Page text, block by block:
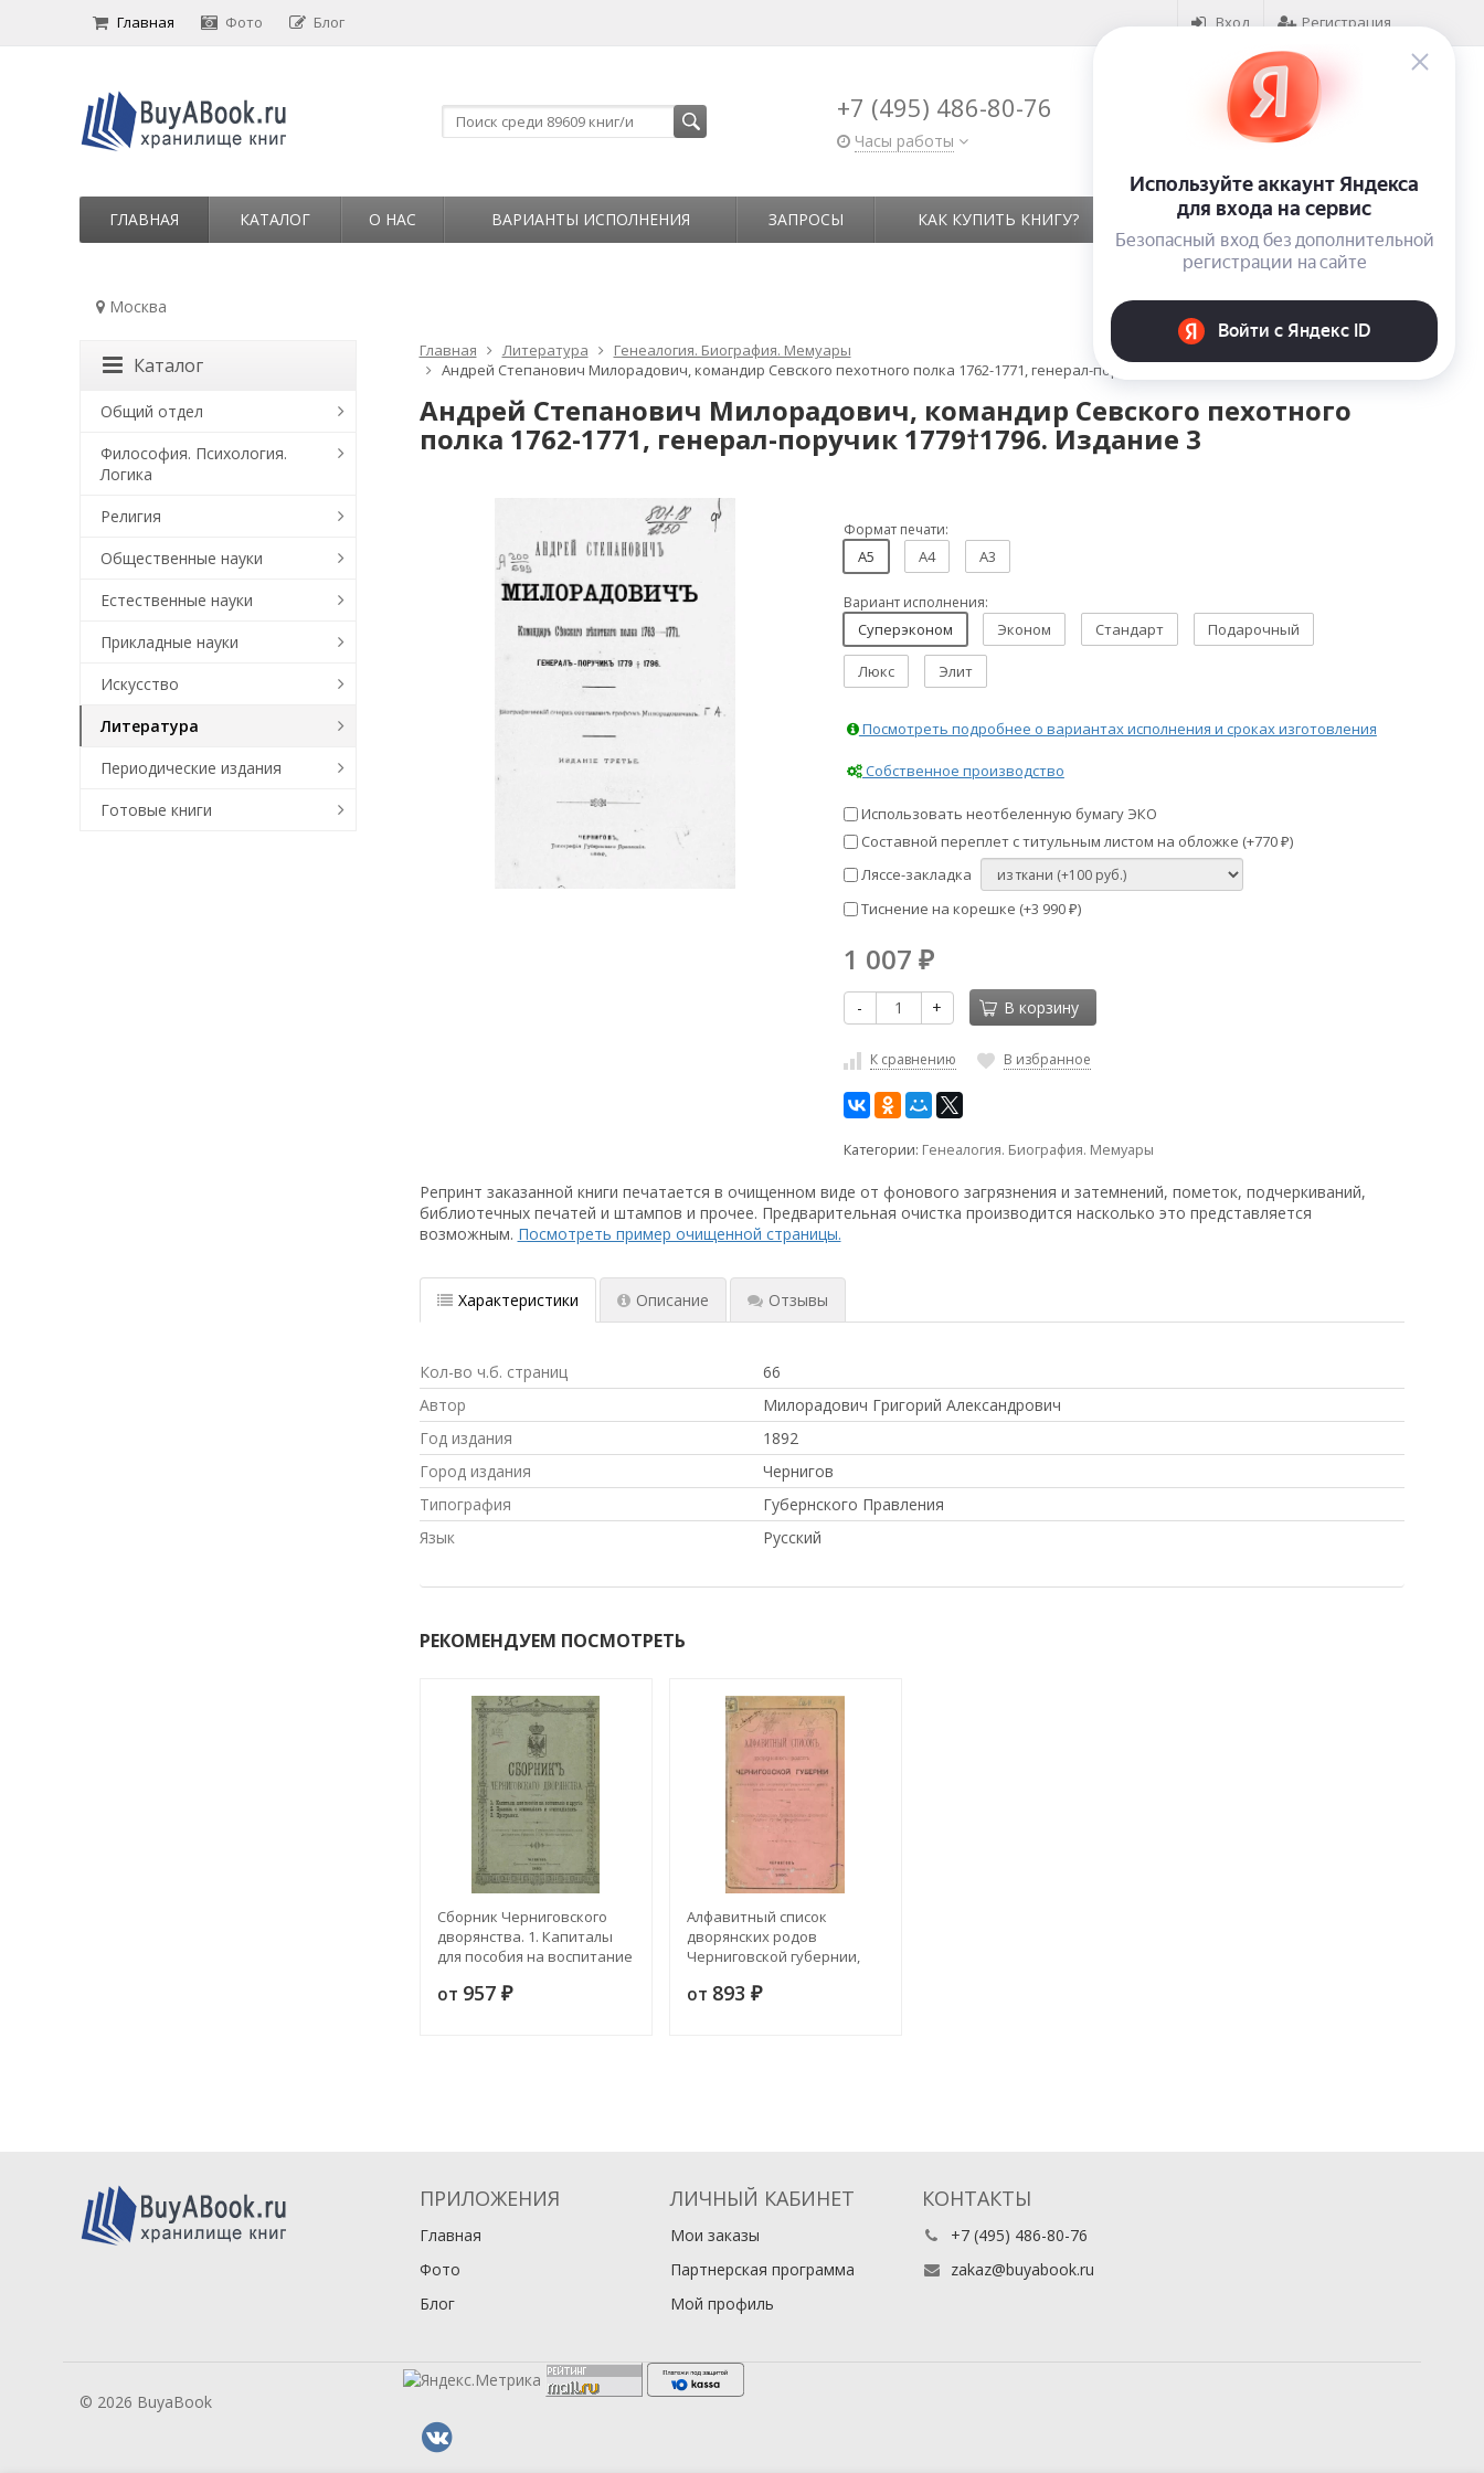
Вход Регистрация
Главная Фото Блог
+7 (495) 486-80-76
Часы работы
Корзина ( 0)
на сумму0₽
ГЛАВНАЯ КАТАЛОГ О НАС ВАРИАНТЫ ИСПОЛНЕНИЯ ЗАПРОСЫ КАК КУПИТЬ КНИГУ? КОНТАКТЫ ОТЗЫВЫ
Москва
Главная Литература
Генеалогия. Биография. Мемуары
Андрей Степанович Милорадович, командир Севского пехотного полка 1762-1771, генерал-поручик 1779†1796. Издание 3
Андрей Степанович Милорадович, командир Севского пехотного
полка 1762-1771, генерал-поручик 1779†1796. Издание 3
Формат печати:
A5 A4 A3
Вариант исполнения:
Суперэконом Эконом Стандарт Подарочный
Люкс Элит
Посмотреть подробнее о вариантах исполнения и сроках изготовления
Собственное производство
Использовать неотбеленную бумагу ЭКО
Составной переплет с титульным листом на обложке (+770 ₽)
Ляссе-закладка
Тиснение на корешке (+3 990 ₽)
1 007 ₽
- + В корзину
К сравнению В избранное
Категории: Генеалогия. Биография. Мемуары
Репринт заказанной книги печатается в очищенном виде от фонового загрязнения и затемнений, пометок, подчеркиваний,
библиотечных печатей и штампов и прочее. Предварительная очистка производится насколько это представляется
возможным. Посмотреть пример очищенной страницы.
Характеристики Описание Отзывы
Кол-во ч.б. страниц
66
Автор
Милорадович Григорий Александрович
Год издания
1892
Город издания
Чернигов
Типография
Губернского Правления
Язык
Русский
РЕКОМЕНДУЕМ ПОСМОТРЕТЬ
Сборник Черниговского
дворянства. 1. Капиталы
для пособия на воспитание
стипендиях и
от 957 ₽
Алфавитный список
дворянских родов
Черниговской губернии,
родословную книгу,
от 893 ₽
Каталог
Общий отдел
Философия. Психология.
Логика
Религия
Общественные науки
Естественные науки
Прикладные науки
Искусство
Литература
Периодические издания
Готовые книги
ПРИЛОЖЕНИЯ
Главная
Фото
Блог
ЛИЧНЫЙ КАБИНЕТ
Мои заказы
Партнерская программа
Мой профиль
КОНТАКТЫ
+7 (495) 486-80-76
zakaz@buyabook.ru
© 2026 BuyaBook